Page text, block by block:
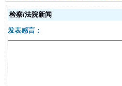
检察/法院新闻
发表感言：